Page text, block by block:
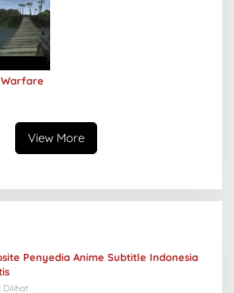
View More
Penyedia Anime Subtitle Indonesia
Dilihat